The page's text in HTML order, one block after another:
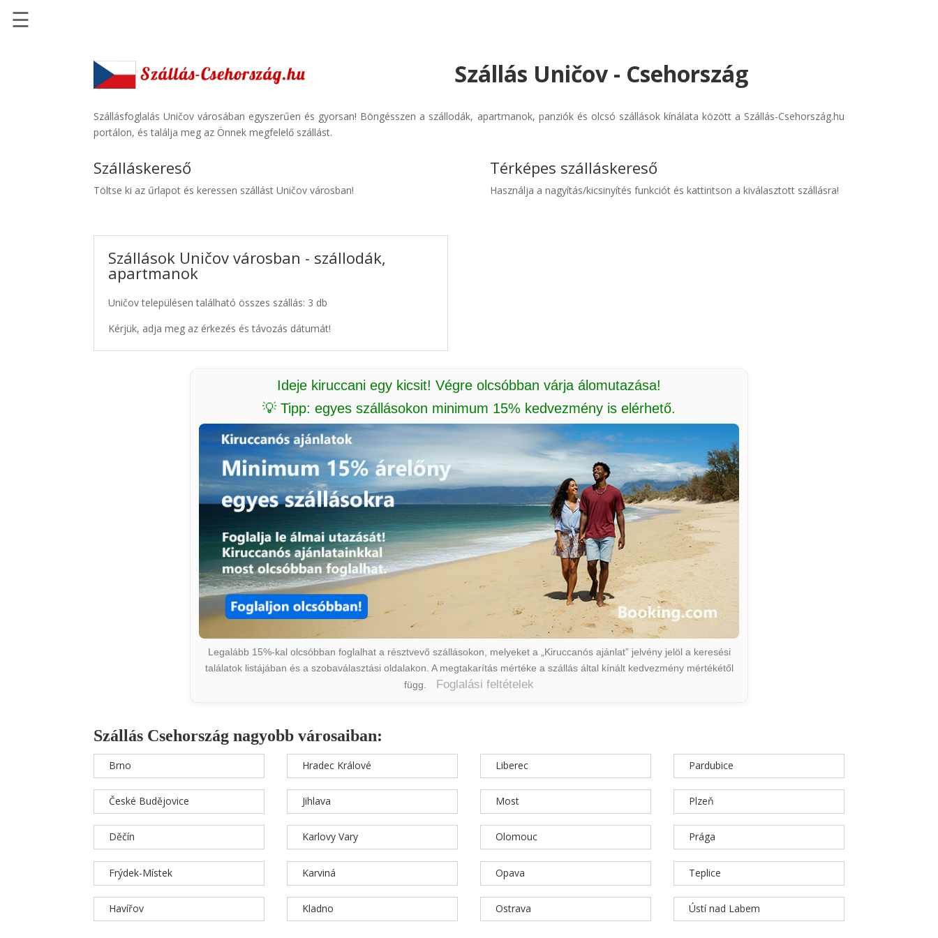
Szállásinfo.eu
Repülőjegy
pénzvisszatérítéssel
Autóbérlés
☰
Szállás Uničov - Csehország
Szállásfoglalás Uničov városában egyszerűen és gyorsan! Böngésszen a szállodák, apartmanok, panziók és olcsó szállások kínálata között a Szállás-Csehország.hu
portálon, és találja meg az Önnek megfelelő szállást.
Szálláskereső
Töltse ki az űrlapot és keressen szállást Uničov városban!
Szállások Uničov városban - szállodák,
apartmanok
Uničov településen található összes szállás: 3 db
Kérjük, adja meg az érkezés és távozás dátumát!
Térképes szálláskereső
Használja a nagyítás/kicsinyítés funkciót és kattintson a kiválasztott szállásra!
Ideje kiruccani egy kicsit! Végre olcsóbban várja álomutazása!
💡 Tipp: egyes szállásokon minimum 15% kedvezmény is elérhető.
Legalább 15%-kal olcsóbban foglalhat a résztvevő szállásokon, melyeket a „Kiruccanós ajánlat” jelvény jelöl a keresési
találatok listájában és a szobaválasztási oldalakon. A megtakarítás mértéke a szállás által kínált kedvezmény mértékétől
függ.
Foglalási feltételek
Szállás Csehország nagyobb városaiban:
Brno
České Budějovice
Děčín
Frýdek-Místek
Havířov
Hradec Králové
Jihlava
Karlovy Vary
Karviná
Kladno
Liberec
Most
Olomouc
Opava
Ostrava
Pardubice
Plzeň
Prága
Teplice
Ústí nad Labem